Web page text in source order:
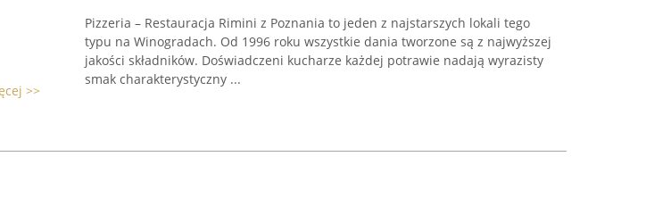
>>
Pizzeria – Restauracja Rimini z Poznania to jeden z najstarszych lokali tego
typu na Winogradach. Od 1996 roku wszystkie dania tworzone są z najwyższej
jakości składników. Doświadczeni kucharze każdej potrawie nadają wyrazisty
smak charakterystyczny ...